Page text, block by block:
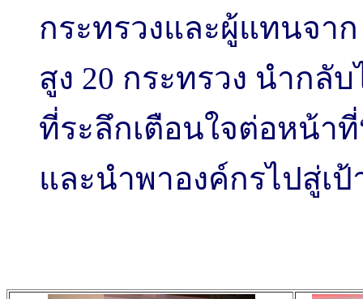
กระทรวงและผู้แทนจา
สูง 20 กระทรวง นำกลั
ที่ระลึกเตือนใจต่อหน้า
และนำพาองค์กรไปสู่เ